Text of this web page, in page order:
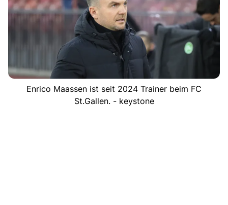
Enrico Maassen ist seit 2024 Trainer beim FC
St.Gallen. - keystone